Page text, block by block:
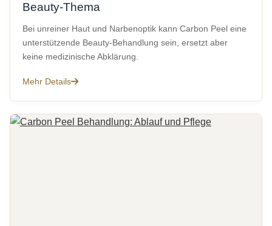
Beauty-Thema
Bei unreiner Haut und Narbenoptik kann Carbon Peel eine
unterstützende Beauty-Behandlung sein, ersetzt aber
keine medizinische Abklärung.
Mehr Details